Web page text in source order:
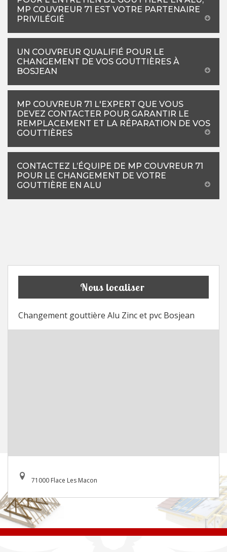
MP COUVREUR 71 EST VOTRE PARTENAIRE
PRIVILÉGIÉ
UN COUVREUR QUALIFIÉ POUR LE
CHANGEMENT DE VOS GOUTTIÈRES À
BOSJEAN
MP COUVREUR 71 L'EXPERT QUE VOUS
DEVEZ CONTACTER POUR GARANTIR LE
REMPLACEMENT ET LA RÉPARATION DE VOS
GOUTTIÈRES
CONTACTEZ L’ÉQUIPE DE MP COUVREUR 71
POUR LE CHANGEMENT DE VOTRE
GOUTTIÈRE EN ALU
Nous localiser
Changement gouttière Alu Zinc et pvc Bosjean
71000 Flace Les Macon